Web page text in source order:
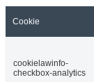
Cookie
cookielawinfo-
checkbox-analytics